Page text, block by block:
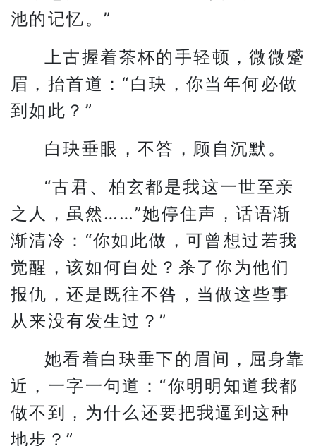
池的记忆。”
上古握着茶杯的手轻顿，微微蹙
眉，抬首道：“白玦，你当年何必做
到如此？”
白玦垂眼，不答，顾自沉默。
“古君、柏玄都是我这一世至亲
之人，虽然……”她停住声，话语渐
渐清冷：“你如此做，可曾想过若我
觉醒，该如何自处？杀了你为他们
报仇，还是既往不咎，当做这些事
从来没有发生过？”
她看着白玦垂下的眉间，屈身靠
近，一字一句道：“你明明知道我都
做不到，为什么还要把我逼到这种
地步？”